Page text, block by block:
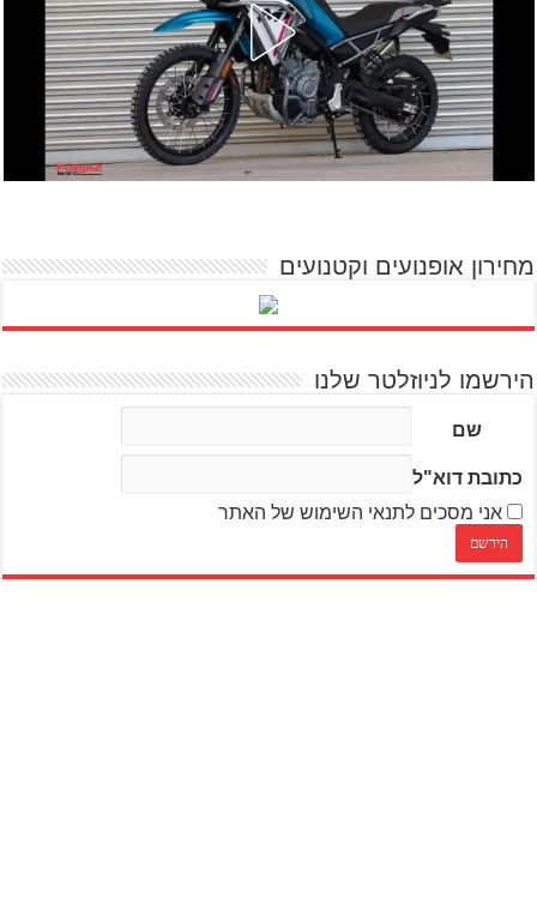
מחירון אופנועים וקטנועים
הירשמו לניוזלטר שלנו
שם
כתובת דוא"ל
אני מסכים לתנאי השימוש של האתר